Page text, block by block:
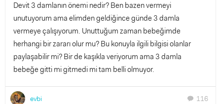
Devit 3 damlanın önemi nedir? Ben bazen vermeyi
unutuyorum ama elimden geldiğince günde 3 damla
vermeye çalışıyorum. Unuttuğum zaman bebeğimde
herhangi bir zararı olur mu? Bu konuyla ilgili bilgisi olanlar
paylaşabilir mi? Bir de kaşıkla veriyorum ama 3 damla
bebeğe gitti mi gitmedi mi tam belli olmuyor.
evbi chat 116